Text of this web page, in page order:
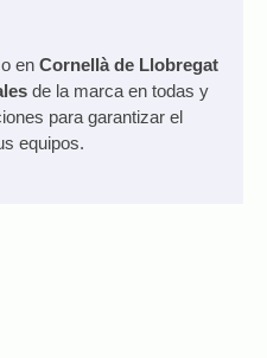
en Cornellà de Llobregat
de la marca en todas y
para garantizar el
equipos.